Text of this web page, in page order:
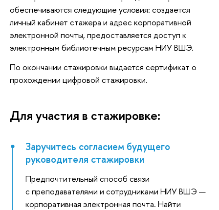
обеспечиваются следующие условия: создается
личный кабинет стажера и адрес корпоративной
электронной почты, предоставляется доступ к
электронным библиотечным ресурсам НИУ ВШЭ.
По окончании стажировки выдается сертификат о
прохождении цифровой стажировки.
Для участия в стажировке:
Заручитесь согласием будущего
руководителя стажировки
Предпочтительный способ связи
с преподавателями и сотрудниками НИУ ВШЭ —
корпоративная электронная почта. Найти